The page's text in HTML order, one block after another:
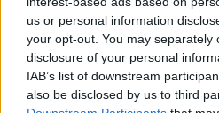
us or personal information
your opt-out. You may separately
disclosure of your personal
IAB’s list of downstream
also be disclosed by us to third
Σαν Σήμερα 20.12.2023
Ο παλιός φίλος και
CIA ήταν
τιμωρηθεί: οι ΗΠΑ